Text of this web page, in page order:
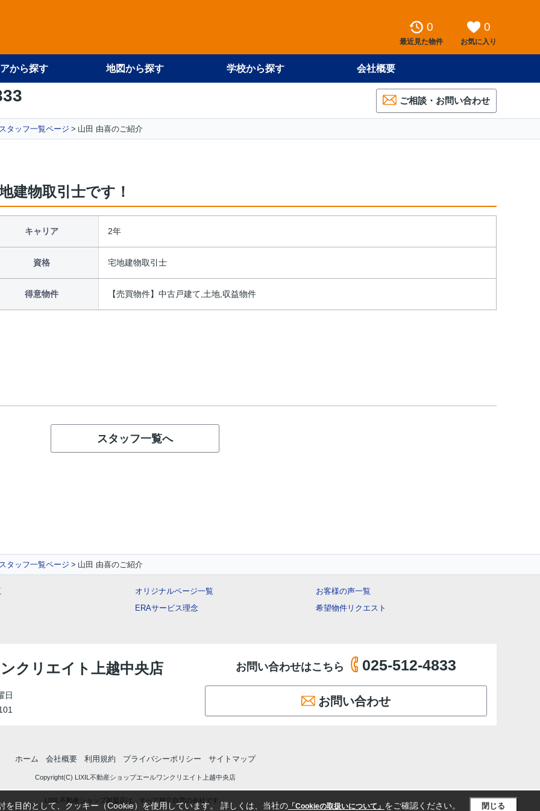
0
最近見た物件
0
お気に入り
から探す 地図から探す 学校から探す 会社概要
ご相談・お問い合わせ
タッフ一覧ページ 山田 由喜のご紹介
建物取引士です！
キャリア 2年
資格 宅地建物取引士
得意物件 【売買物件】中古戸建て,土地,収益物件
スタッフ一覧へ
タッフ一覧ページ 山田 由喜のご紹介
オリジナルページ一覧
ERAサービス理念
お客様の声一覧
希望物件リクエスト
クリエイト上越中央店
日
お問い合わせはこちら 025-512-4833
お問い合わせ
ホーム 会社概要 利用規約 プライバシーポリシー サイトマップ
Copyright(C) LIXIL不動産ショップエールワンクリエイト上越中央店
LIXIL不動産ショップ加盟店は、すべて独立自営の会社です。
目的として、クッキー（Cookie）を使用しています。 詳しくは、当社の「Cookieの取扱いについて」 をご確認ください。 閉じる